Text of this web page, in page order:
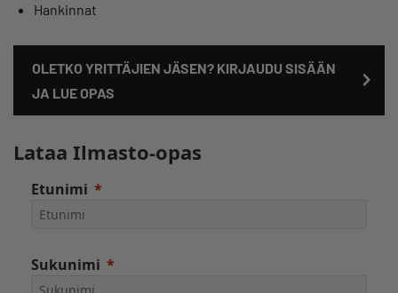
Hankinnat
OLETKO YRITTÄJIEN JÄSEN? KIRJAUDU SISÄÄN
JA LUE OPAS
Lataa Ilmasto-opas
Etunimi
Sukunimi